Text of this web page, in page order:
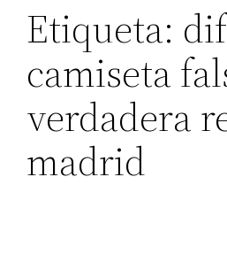
Etiqueta:
camiseta
verdadera
madrid